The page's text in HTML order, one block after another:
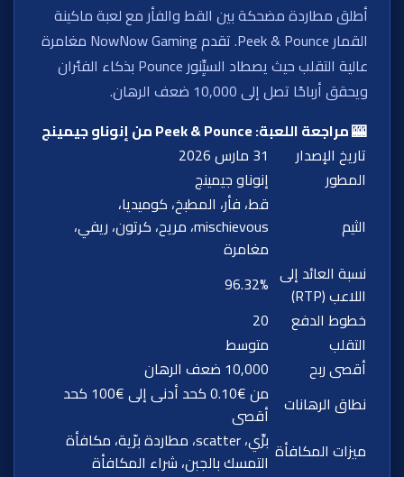
أطلق مطاردة مضحكة بين القط والفأر مع لعبة ماكينة
القمار Peek & Pounce. تقدم NowNow Gaming مغامرة
عالية التقلب حيث يصطاد السيِِّنور Pounce بذكاء الفئران
ويحقق أرباحًا تصل إلى 10,000 ضعف الرهان.
🎰 مراجعة اللعبة:Peek & Pounceمن إنوناو جيمينج
تاريخ الإصدار
31 مارس 2026
المطور
إنوناو جيمينج
الثيم
قط، فأر، المطبخ، كوميديا،
mischievous، مريح، كرتون، ريفي،
مغامرة
نسبة العائد إلى
اللاعب (RTP)
96.32%
خطوط الدفع
20
التقلب
متوسط
أقصى ربح
10,000 ضعف الرهان
نطاق الرهانات
من €0.10 كحد أدنى إلى €100 كحد
أقصى
ميزات المكافأة
برِّي، scatter، مطاردة برّية، مكافأة
التمسك بالجبن، شراء المكافأة